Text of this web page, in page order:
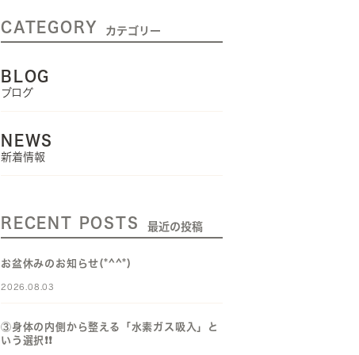
CATEGORY カテゴリー
BLOG
ブログ
NEWS
新着情報
RECENT POSTS 最近の投稿
お盆休みのお知らせ(*^^*)
2026.08.03
③身体の内側から整える「水素ガス吸入」と
いう選択❗️❗️